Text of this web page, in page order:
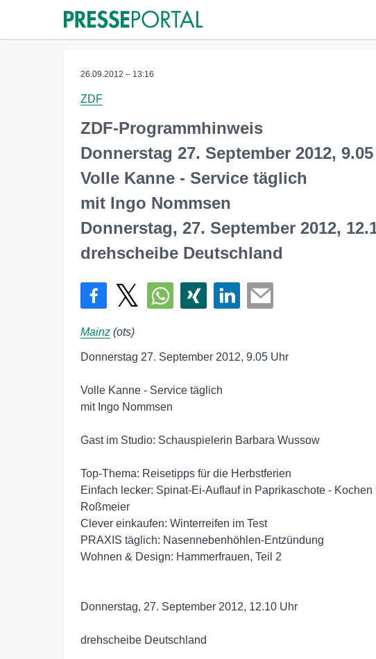
26.09.2012 – 13:16
ZDF
ZDF-Programmhinweis
Donnerstag 27. September 2012,
Volle Kanne - Service täglich
mit Ingo Nommsen
Donnerstag, 27. September 2012,
drehscheibe Deutschland
Mainz (ots)
Donnerstag 27. September 2012, 9.05 Uhr
Volle Kanne - Service täglich
mit Ingo Nommsen
Gast im Studio: Schauspielerin Barbara Wussow
Top-Thema: Reisetipps für die Herbstferien
Einfach lecker: Spinat-Ei-Auflauf in Paprikaschote - Kochen
Roßmeier
Clever einkaufen: Winterreifen im Test
PRAXIS täglich: Nasennebenhöhlen-Entzündung
Wohnen & Design: Hammerfrauen, Teil 2
Donnerstag, 27. September 2012, 12.10 Uhr
drehscheibe Deutschland